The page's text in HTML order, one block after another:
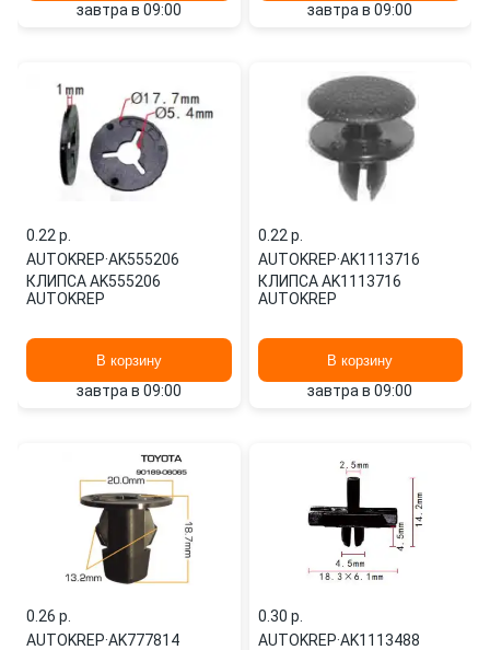
завтра в 09:00 завтра в 09:00
0.22 p.
AUTOKREP·AK555206
КЛИПСА AK555206
AUTOKREP
В корзину
завтра в 09:00
0.22 p.
AUTOKREP·AK1113716
КЛИПСА AK1113716
AUTOKREP
В корзину
завтра в 09:00
0.26 p.
AUTOKREP·AK777814
0.30 p.
AUTOKREP·AK1113488